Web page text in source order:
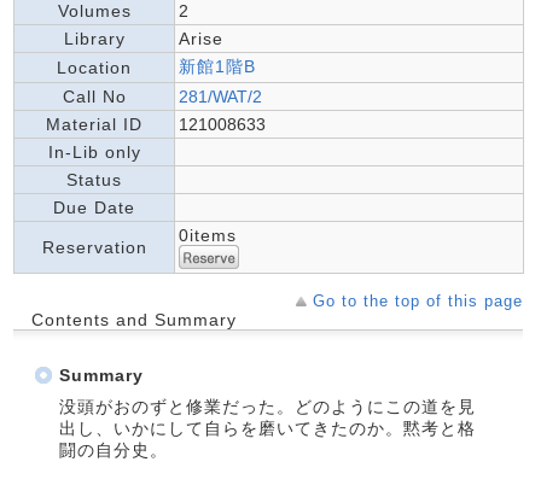
Volumes
2
Library
Arise
Location
新館1階B
Call No
281/WAT/2
Material ID
121008633
In-Lib only
Status
Due Date
Reservation
0items
Go to the top of this page
Contents and Summary
Summary
没頭がおのずと修業だった。どのようにこの道を見
出し、いかにして自らを磨いてきたのか。黙考と格
闘の自分史。